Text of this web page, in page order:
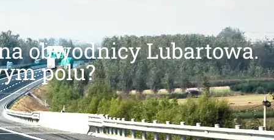
obwodnicy Lubartowa.
polu?